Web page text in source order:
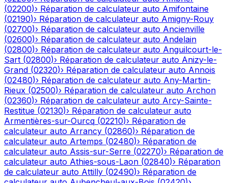
(02200)› Réparation de calculateur auto Amifontaine
(02190)› Réparation de calculateur auto Amigny-Rouy
(02700)› Réparation de calculateur auto Ancienville
(02600)› Réparation de calculateur auto Andelain
(02800)› Réparation de calculateur auto Anguilcourt-le-
Sart (02800)› Réparation de calculateur auto Anizy-le-
Grand (02320)› Réparation de calculateur auto Annois
(02480)› Réparation de calculateur auto Any-Martin-
Rieux (02500)› Réparation de calculateur auto Archon
(02360)› Réparation de calculateur auto Arcy-Sainte-
Restitue (02130)› Réparation de calculateur auto
Armentières-sur-Ourcq (02210)› Réparation de
calculateur auto Arrancy (02860)› Réparation de
calculateur auto Artemps (02480)› Réparation de
calculateur auto Assis-sur-Serre (02270)› Réparation de
calculateur auto Athies-sous-Laon (02840)› Réparation
de calculateur auto Attilly (02490)› Réparation de